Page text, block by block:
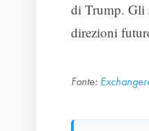
di Trump. Gli
direzioni
Fonte: